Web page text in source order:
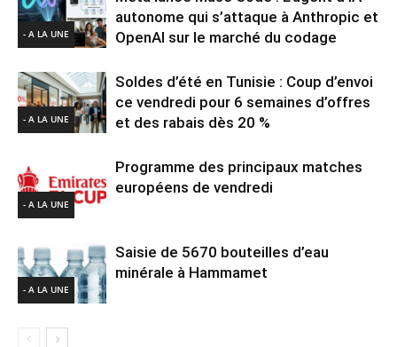
- A LA UNE
autonome qui s’attaque à Anthropic et
OpenAI sur le marché du codage
- A LA UNE
Soldes d’été en Tunisie : Coup d’envoi
ce vendredi pour 6 semaines d’offres
et des rabais dès 20 %
- A LA UNE
Programme des principaux matches
européens de vendredi
- A LA UNE
Saisie de 5670 bouteilles d’eau
minérale à Hammamet